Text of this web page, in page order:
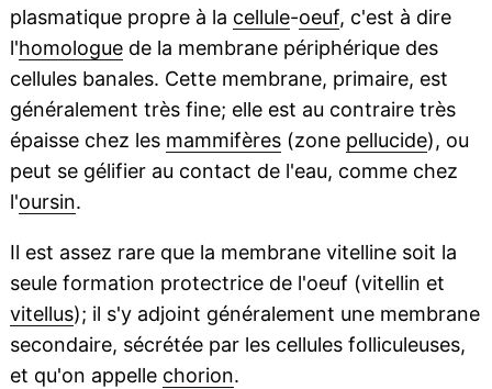
plasmatique propre à la cellule-oeuf, c'est à dire
l'homologuede la membrane périphérique des
cellules banales. Cette membrane, primaire, est
généralement très fine; elle est au contraire très
épaisse chez les mammifères(zone pellucide), ou
peut se gélifier au contact de l'eau, comme chez
l'oursin.
Il est assez rare que la membrane vitelline soit la
seule formation protectrice de l'oeuf (vitellin et
vitellus); il s'y adjoint généralement une membrane
secondaire, sécrétée par les cellules folliculeuses,
et qu'on appelle chorion.